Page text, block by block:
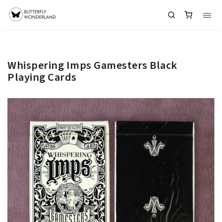
Whispering Imps Gamesters Black
Playing Cards